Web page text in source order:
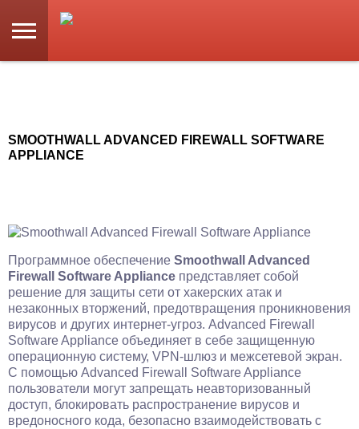
SMOOTHWALL ADVANCED FIREWALL SOFTWARE
APPLIANCE
Программное обеспечение Smoothwall Advanced
Firewall Software Appliance представляет собой
решение для защиты сети от хакерских атак и
незаконных вторжений, предотвращения проникновения
вирусов и других интернет-угроз. Advanced Firewall
Software Appliance объединяет в себе защищенную
операционную систему, VPN-шлюз и межсетевой экран.
С помощью Advanced Firewall Software Appliance
пользователи могут запрещать неавторизованный
доступ, блокировать распространение вирусов и
вредоносного кода, безопасно взаимодействовать с